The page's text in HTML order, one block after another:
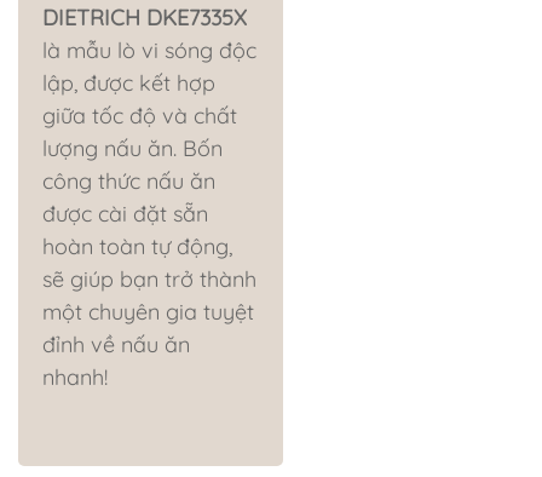
DIETRICH DKE7335X
là mẫu lò vi sóng độc
lập, được kết hợp
giữa tốc độ và chất
lượng nấu ăn. Bốn
công thức nấu ăn
được cài đặt sẵn
hoàn toàn tự động,
sẽ giúp bạn trở thành
một chuyên gia tuyệt
đỉnh về nấu ăn
nhanh!